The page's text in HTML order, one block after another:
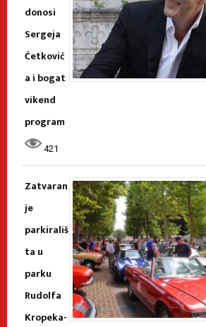
donosi
Sergeja
Ćetković
a i bogat
vikend
program
421
Zatvaran
je
parkirališ
ta u
parku
Rudolfa
Kropeka-